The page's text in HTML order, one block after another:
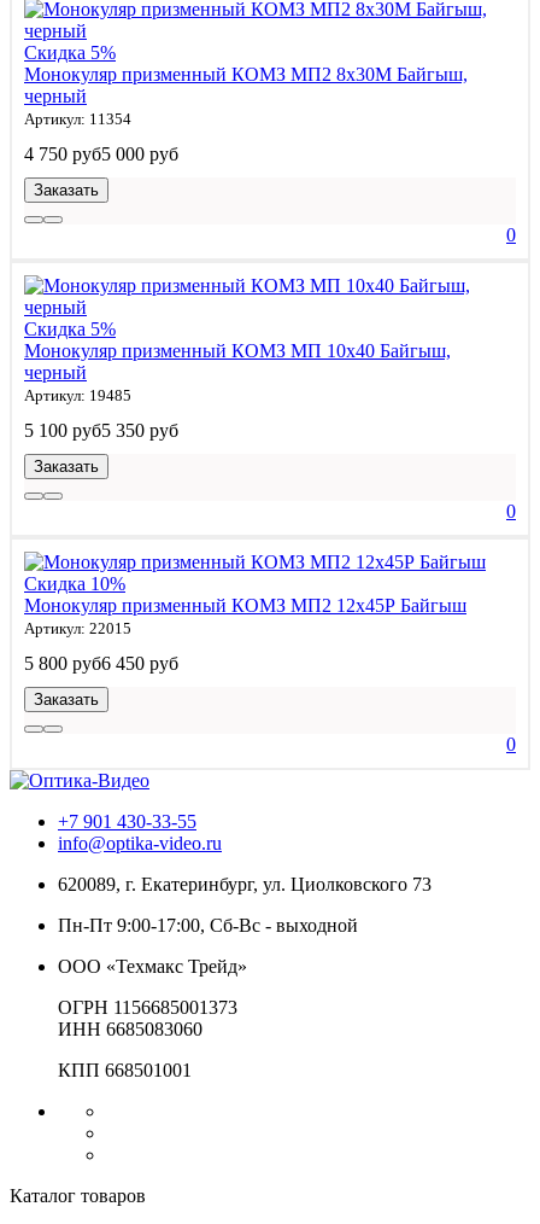
Скидка 5%
Монокуляр призменный КОМЗ МП2 8x30М Байгыш,
черный
Артикул: 11354
4 750 руб5 000 руб
Заказать
0
Скидка 5%
Монокуляр призменный КОМЗ МП 10x40 Байгыш,
черный
Артикул: 19485
5 100 руб5 350 руб
Заказать
0
Скидка 10%
Монокуляр призменный КОМЗ МП2 12x45Р Байгыш
Артикул: 22015
5 800 руб6 450 руб
Заказать
0
+7 901 430-33-55
info@optika-video.ru
620089, г. Екатеринбург, ул. Циолковского 73
Пн-Пт 9:00-17:00, Сб-Вс - выходной
ООО «Техмакс Трейд»
ОГРН 1156685001373
ИНН 6685083060
КПП 668501001
Каталог товаров